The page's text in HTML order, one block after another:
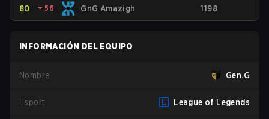
80 ⏷ 56 GnG Amazigh 1198
INFORMACIÓN DEL EQUIPO
Nombre Gen.G
Esport League of Legends